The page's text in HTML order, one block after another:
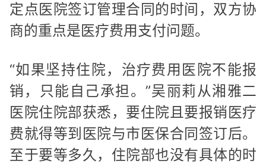
定点医院签订管理合同的时间，双方协
商的重点是医疗费用支付问题。
“如果坚持住院，治疗费用医院不能报
销，只能自己承担。”吴丽莉从湘雅二
医院住院部获悉，要住院且要报销医疗
费就得等到医院与市医保合同签订后。
至于要等多久，住院部也没有具体的时